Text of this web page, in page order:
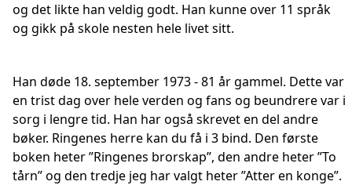
og det likte han veldig godt. Han kunne over 11 språk
og gikk på skole nesten hele livet sitt.
Han døde 18. september 1973 - 81 år gammel. Dette var
en trist dag over hele verden og fans og beundrere var i
sorg i lengre tid. Han har også skrevet en del andre
bøker. Ringenes herre kan du få i 3 bind. Den første
boken heter ”Ringenes brorskap”, den andre heter ”To
tårn” og den tredje jeg har valgt heter ”Atter en konge”.